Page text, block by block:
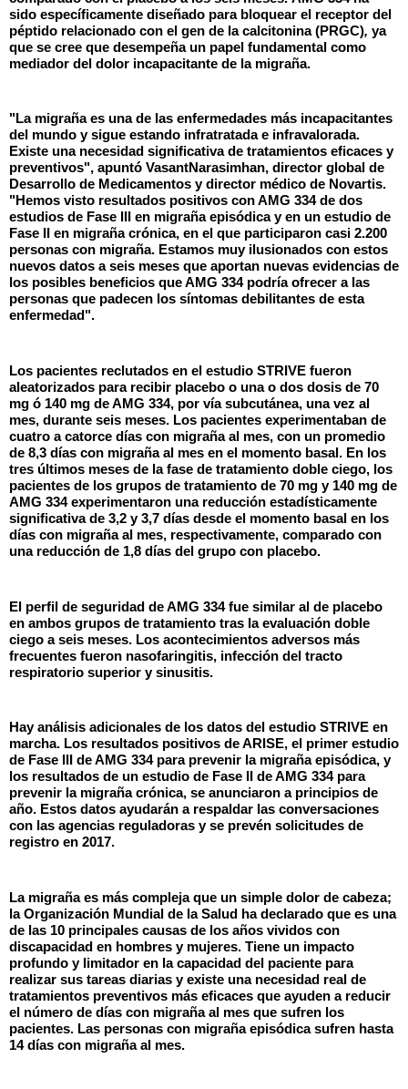
sido específicamente diseñado para bloquear el receptor del
péptido relacionado con el gen de la calcitonina (PRGC), ya
que se cree que desempeña un papel fundamental como
mediador del dolor incapacitante de la migraña.
"La migraña es una de las enfermedades más incapacitantes
del mundo y sigue estando infratratadae infravalorada.
Existe una necesidad significativa de tratamientos eficaces y
preventivos", apuntó VasantNarasimhan, director global de
Desarrollo de Medicamentos y director médico de Novartis.
"Hemos visto resultados positivos con AMG 334 de dos
estudios de Fase III en migraña episódica y en un estudio de
Fase II en migraña crónica, en el que participaron casi 2.200
personas con migraña. Estamos muy ilusionados con estos
nuevos datos a seis meses que aportan nuevas evidencias de
los posibles beneficios que AMG 334 podría ofrecer a las
personas que padecen los síntomas debilitantes de esta
enfermedad".
Los pacientes reclutados en el estudio STRIVE fueron
aleatorizados para recibir placebo o una o dos dosis de 70
mg ó 140 mg de AMG 334, por vía subcutánea, una vez al
mes, durante seis meses. Los pacientes experimentaban de
cuatro a catorce días con migraña al mes, con un promedio
de 8,3 días con migraña al mes en el momento basal. En los
tres últimos meses de la fase de tratamiento doble ciego, los
pacientes de los grupos de tratamiento de 70 mg y 140 mg de
AMG 334 experimentaron una reducción estadísticamente
significativa de 3,2 y 3,7 días desde el momento basal en los
días con migraña al mes, respectivamente, comparado con
una reducción de 1,8 días del grupo con placebo.
El perfil de seguridad de AMG 334 fue similar al de placebo
en ambos grupos de tratamiento tras la evaluación doble
ciego a seis meses. Los acontecimientos adversos más
frecuentes fueron nasofaringitis, infección del tracto
respiratorio superior y sinusitis.
Hay análisis adicionales de los datos del estudio STRIVE en
marcha. Los resultados positivos de ARISE, el primer estudio
de Fase III de AMG 334 para prevenir la migraña episódica, y
los resultados de un estudio de Fase II de AMG 334 para
prevenir la migraña crónica, se anunciaron a principios de
año. Estos datos ayudarán a respaldar las conversaciones
con las agencias reguladoras y se prevén solicitudes de
registro en 2017.
La migraña es más compleja que un simple dolor de cabeza;
la Organización Mundial de la Salud ha declarado que es una
de las 10 principales causas de los años vividos con
discapacidad en hombres y mujeres. Tiene un impacto
profundo y limitador en la capacidad del paciente para
realizar sus tareas diarias y existe una necesidad real de
tratamientos preventivos más eficaces que ayuden a reducir
el número de días con migraña al mes que sufren los
pacientes. Las personas con migraña episódica sufren hasta
14 días con migraña al mes.